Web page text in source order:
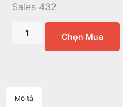
Sales 432
Chọn Mua
Mô tả